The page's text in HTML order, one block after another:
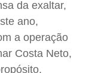
da exaltar,
ano,
a operação
Costa Neto,